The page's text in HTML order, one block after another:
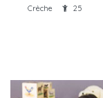
Crèche 25